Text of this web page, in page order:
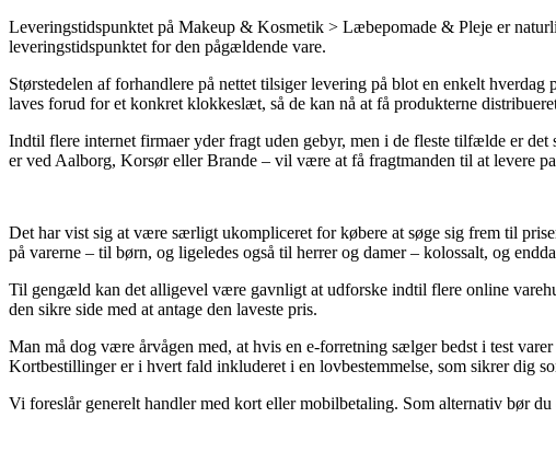
Leveringstidspunktet på Makeup & Kosmetik > Læbepomade & Pleje er
leveringstidspunktet for den pågældende vare.
Størstedelen af forhandlere på nettet tilsiger levering på blot en enkelt
laves forud for et konkret klokkeslæt, så de kan nå at få produkterne
Indtil flere internet firmaer yder fragt uden gebyr, men i de fleste tilfælde er
er ved Aalborg, Korsør eller Brande – vil være at få fragtmanden til at levere
Det har vist sig at være særligt ukompliceret for købere at søge sig frem til
på varerne – til børn, og ligeledes også til herrer og damer – kolossalt, og
Til gengæld kan det alligevel være gavnligt at udforske indtil flere online
den sikre side med at antage den laveste pris.
Man må dog være årvågen med, at hvis en e-forretning sælger bedst i test
Kortbestillinger er i hvert fald inkluderet i en lovbestemmelse, som sikrer dig
Vi foreslår generelt handler med kort eller mobilbetaling. Som alternativ bør